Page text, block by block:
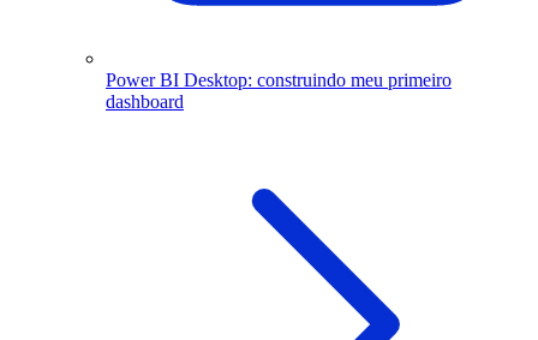
Power BI Desktop: construindo meu primeiro
dashboard